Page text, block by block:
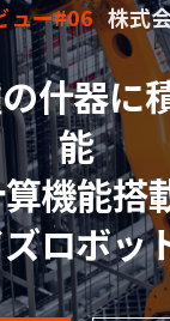
ュー#06株式会
什器に
能
機能搭
ロボッ